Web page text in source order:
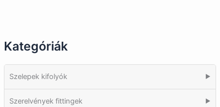
Kategóriák
Szelepek kifolyók ▶
Szerelvények fittingek ▶